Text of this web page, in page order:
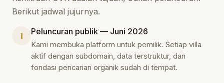
Berikut jadwal jujurnya.
1 Peluncuran publik — Juni 2026
Kami membuka platform untuk pemilik. Setiap villa
aktif dengan subdomain, data terstruktur, dan
fondasi pencarian organik sudah di tempat.